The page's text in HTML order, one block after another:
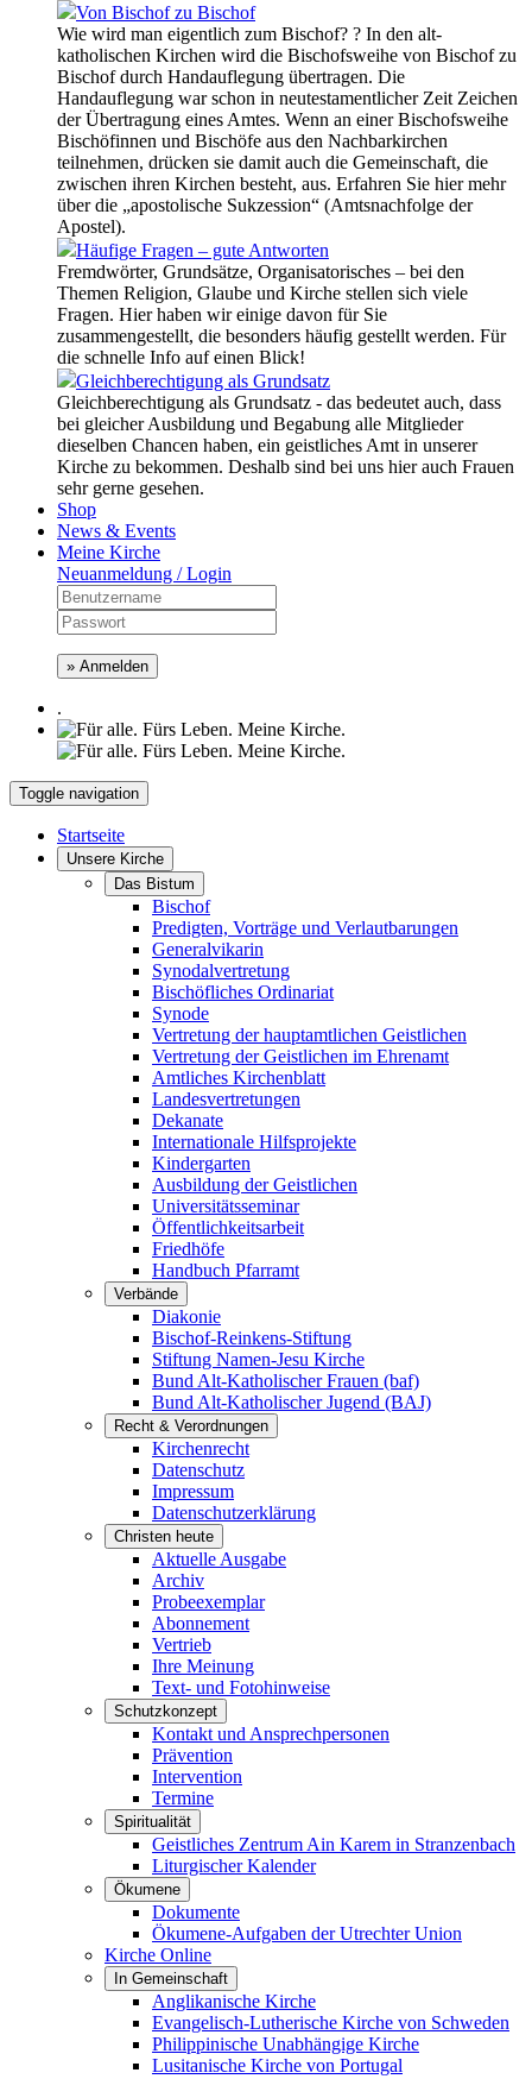
Von Bischof zu Bischof
Wie wird man eigentlich zum Bischof? ? In den alt-
katholischen Kirchen wird die Bischofsweihe von Bischof zu
Bischof durch Handauflegung übertragen. Die
Handauflegung war schon in neutestamentlicher Zeit Zeichen
der Übertragung eines Amtes. Wenn an einer Bischofsweihe
Bischöfinnen und Bischöfe aus den Nachbarkirchen
teilnehmen, drücken sie damit auch die Gemeinschaft, die
zwischen ihren Kirchen besteht, aus. Erfahren Sie hier mehr
über die „apostolische Sukzession“ (Amtsnachfolge der
Apostel).
Häufige Fragen – gute Antworten
Fremdwörter, Grundsätze, Organisatorisches – bei den
Themen Religion, Glaube und Kirche stellen sich viele
Fragen. Hier haben wir einige davon für Sie
zusammengestellt, die besonders häufig gestellt werden. Für
die schnelle Info auf einen Blick!
Gleichberechtigung als Grundsatz
Gleichberechtigung als Grundsatz - das bedeutet auch, dass
bei gleicher Ausbildung und Begabung alle Mitglieder
dieselben Chancen haben, ein geistliches Amt in unserer
Kirche zu bekommen. Deshalb sind bei uns hier auch Frauen
sehr gerne gesehen.
Shop
News & Events
Meine Kirche
Neuanmeldung / Login
» Anmelden
.
Toggle navigation
Startseite
Unsere Kirche
Das Bistum
Bischof
Predigten, Vorträge und Verlautbarungen
Generalvikarin
Synodalvertretung
Bischöfliches Ordinariat
Synode
Vertretung der hauptamtlichen Geistlichen
Vertretung der Geistlichen im Ehrenamt
Amtliches Kirchenblatt
Landesvertretungen
Dekanate
Internationale Hilfsprojekte
Kindergarten
Ausbildung der Geistlichen
Universitätsseminar
Öffentlichkeitsarbeit
Friedhöfe
Handbuch Pfarramt
Verbände
Diakonie
Bischof-Reinkens-Stiftung
Stiftung Namen-Jesu Kirche
Bund Alt-Katholischer Frauen (baf)
Bund Alt-Katholischer Jugend (BAJ)
Recht & Verordnungen
Kirchenrecht
Datenschutz
Impressum
Datenschutzerklärung
Christen heute
Aktuelle Ausgabe
Archiv
Probeexemplar
Abonnement
Vertrieb
Ihre Meinung
Text- und Fotohinweise
Schutzkonzept
Kontakt und Ansprechpersonen
Prävention
Intervention
Termine
Spiritualität
Geistliches Zentrum Ain Karem in Stranzenbach
Liturgischer Kalender
Ökumene
Dokumente
Ökumene-Aufgaben der Utrechter Union
Kirche Online
In Gemeinschaft
Anglikanische Kirche
Evangelisch-Lutherische Kirche von Schweden
Philippinische Unabhängige Kirche
Lusitanische Kirche von Portugal